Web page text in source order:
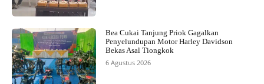
Bea Cukai Tanjung Priok Gagalkan
Penyelundupan Motor Harley Davidson
Bekas Asal Tiongkok
6 Agustus 2026